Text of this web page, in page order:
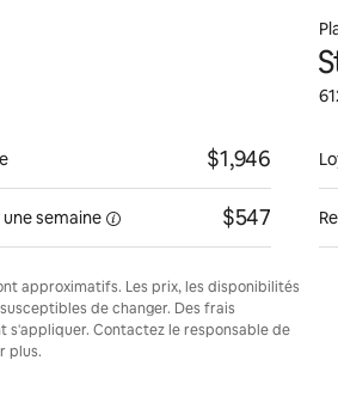
$1,946
unesemaine $547
approximatifs. Les prix, les disponibilités
de changer. Des frais
s'appliquer. Contactez le responsable de
plus.